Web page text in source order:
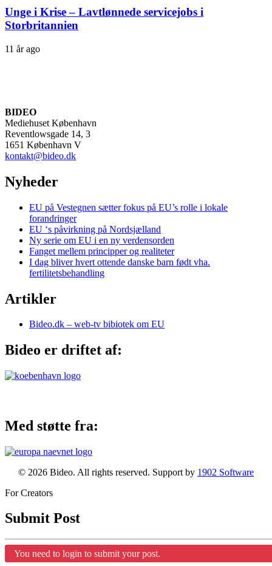
Unge i Krise – Lavtlønnede servicejobs i
Storbritannien
11 år ago
BIDEO
Mediehuset København
Reventlowsgade 14, 3
1651 København V
kontakt@bideo.dk
Nyheder
EU på Vestegnen sætter fokus på EU’s rolle i lokale
forandringer
EU ‘s påvirkning på Nordsjælland
Ny serie om EU i en ny verdensorden
Fanget mellem principper og realiteter
I dag bliver hvert ottende danske barn født vha.
fertilitetsbehandling
Artikler
Bideo.dk – web-tv bibiotek om EU
Bideo er driftet af:
Med støtte fra:
© 2026 Bideo. All rights reserved. Support by 1902 Software
For Creators
Submit Post
You need to login to submit your post.